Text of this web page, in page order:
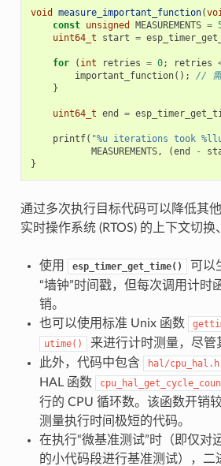
void measure_important_function(
const unsigned MEASUREMENTS =
uint64_t
start =
for ( int retries = 0; retries
important_function();
// 需
}
uint64_t end =
printf( "%u iterations took
MEASUREMENTS, (end -
}
通过多次执行目标代码可以降低其
实时操作系统 (RTOS) 的上下文切换
使用 esp_timer_get_time()
可以
“墙钟”时间戳，但每次调用计时
销。
也可以使用标准 Unix 函数
utime()
来进行计时测量，尽管
此外，代码中包含
hal/cpu_hal.h
HAL 函数
行的 CPU 循环数。该函数开销
测量执行时间极短的代码。
在执行“微基准测试”时（即仅对
的小代码段进行基准测试），二